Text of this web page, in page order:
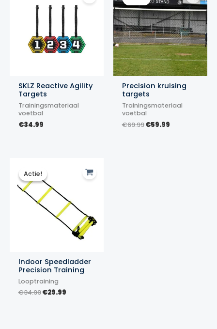
SKLZ Reactive Agility
Targets
Trainingsmateriaal
voetbal
€34.99
Precision kruising
targets
Trainingsmateriaal
voetbal
€69.99Oorspronkelijke
€59.99Huidige
Actie!
Actie!
Indoor Speedladder
Precision Training
Looptraining
€34.99Oorspronkelijke
€29.99Huidige